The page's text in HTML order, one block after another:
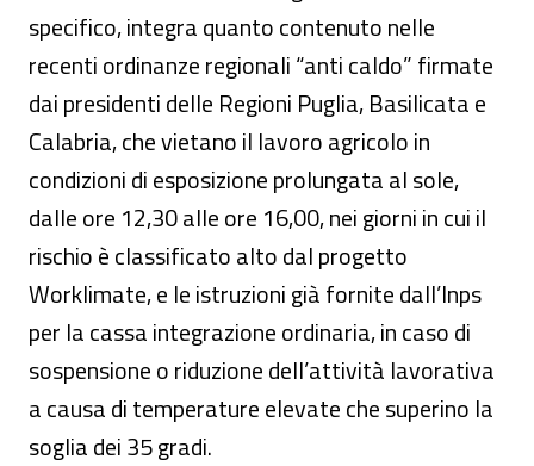
specifico, integra quanto contenuto nelle
recenti ordinanze regionali “anti caldo” firmate
dai presidenti delle Regioni Puglia, Basilicata e
Calabria, che vietano il lavoro agricolo in
condizioni di esposizione prolungata al sole,
dalle ore 12,30 alle ore 16,00, nei giorni in cui il
rischio è classificato alto dal progetto
Worklimate, e le istruzioni già fornite dall’Inps
per la cassa integrazione ordinaria, in caso di
sospensione o riduzione dell’attività lavorativa
a causa di temperature elevate che superino la
soglia dei 35 gradi.